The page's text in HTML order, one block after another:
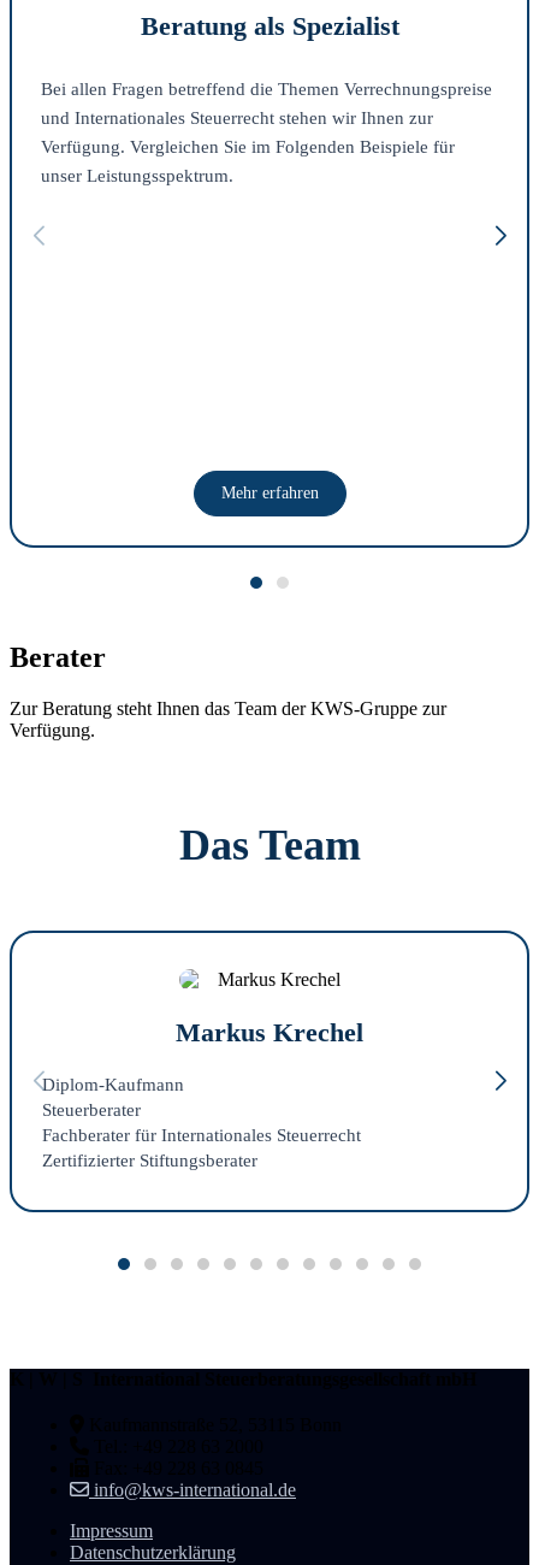
Beratung als Spezialist
Bei allen Fragen betreffend die Themen Verrechnungspreise
und Internationales Steuerrecht stehen wir Ihnen zur
Verfügung. Vergleichen Sie im Folgenden Beispiele für
unser Leistungsspektrum.
Mehr erfahren
Berater
Zur Beratung steht Ihnen das Team der KWS-Gruppe zur
Verfügung.
Das Team
Markus Krechel
Diplom-Kaufmann
Steuerberater
Fachberater für Internationales Steuerrecht
Zertifizierter Stiftungsberater
info@kws-international.de
Impressum
Datenschutzerklärung